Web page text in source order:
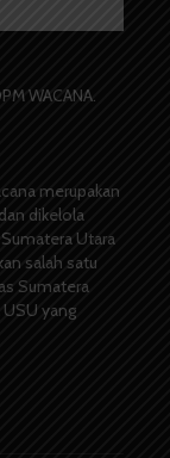
WACANA.
merupakan
dikelola
Utara
salah satu
Sumatera
yang